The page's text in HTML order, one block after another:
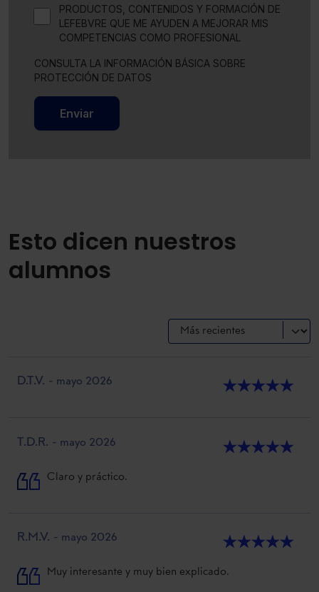
PRODUCTOS, CONTENIDOS Y FORMACIÓN DE
LEFEBVRE QUE ME AYUDEN A MEJORAR MIS
COMPETENCIAS COMO PROFESIONAL
CONSULTA LA INFORMACIÓN BÁSICA SOBRE
PROTECCIÓN DE DATOS
Enviar
Esto dicen nuestros
alumnos
D.T.V. - mayo 2026 ★★★★★
T.D.R. - mayo 2026 ★★★★★
Claro y práctico.
R.M.V. - mayo 2026 ★★★★★
Muy interesante y muy bien explicado.